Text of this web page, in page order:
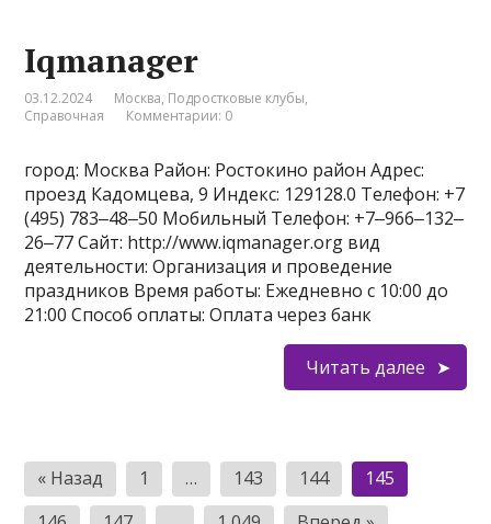
Iqmanager
03.12.2024 Москва, Подростковые клубы,
Справочная
Комментарии: 0
город: Москва Район: Ростокино район Адрес:
проезд Кадомцева, 9 Индекс: 129128.0 Телефон: +7
(495) 783‒48‒50 Мобильный Телефон: +7‒966‒132‒
26‒77 Сайт: http://www.iqmanager.org вид
деятельности: Организация и проведение
праздников Время работы: Ежедневно с 10:00 до
21:00 Способ оплаты: Оплата через банк
Читать далее
Пагинация
записей
« Назад 1 … 143 144
145